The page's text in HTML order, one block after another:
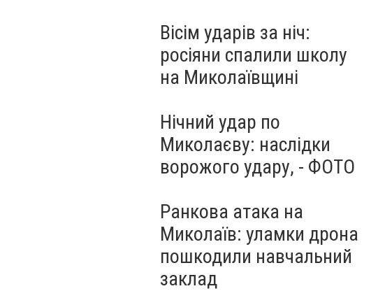
Вісім ударів за ніч:
росіяни спалили школу
на Миколаївщині
Нічний удар по
Миколаєву: наслідки
ворожого удару, - ФОТО
Ранкова атака на
Миколаїв: уламки дрона
пошкодили навчальний
заклад